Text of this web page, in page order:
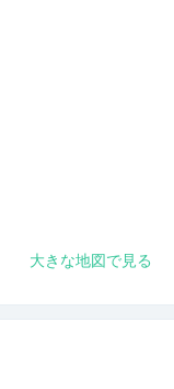
大きな地図で見る